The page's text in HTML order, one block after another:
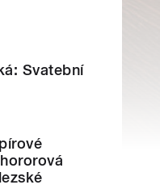
Svatební